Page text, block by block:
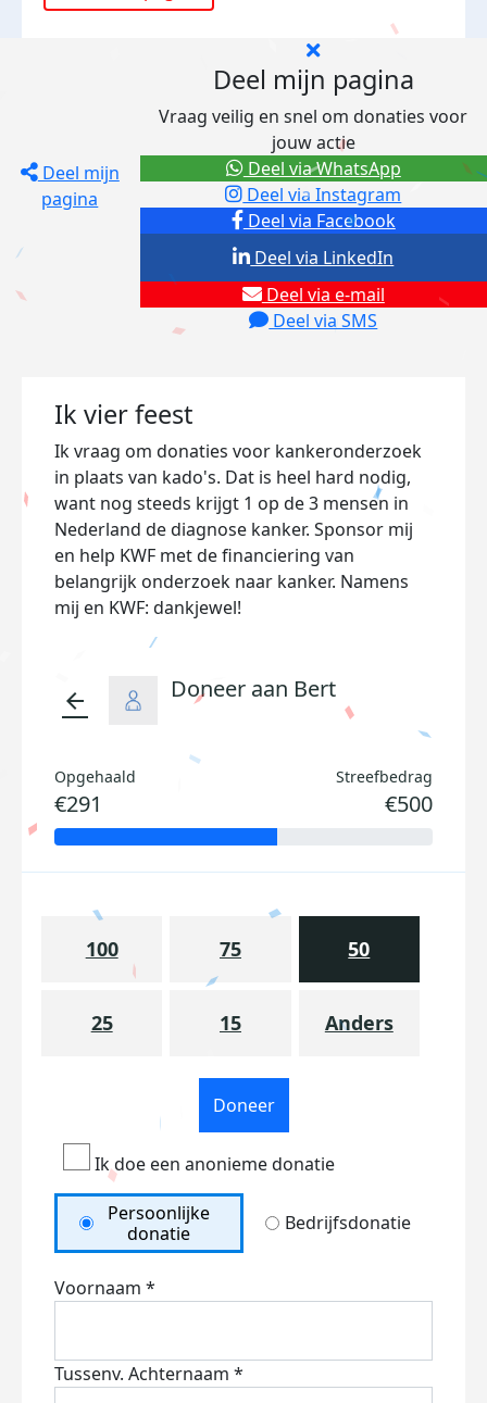
Deel mijn
pagina
Deel mijn pagina
Vraag veilig en snel om donaties voor
jouw actie
Deel via Facebook
Deel via Instagram
Deel via e-mail
Deel via SMS
Deel via LinkedIn
Deel via WhatsApp
Ik vier feest
Ik vraag om donaties voor kankeronderzoek
in plaats van kado's. Dat is heel hard nodig,
want nog steeds krijgt 1 op de 3 mensen in
Nederland de diagnose kanker. Sponsor mij
en help KWF met de financiering van
belangrijk onderzoek naar kanker. Namens
mij en KWF: dankjewel!
arrow_back Doneer aan Bert
Opgehaald
€291
Streefbedrag
€500
100 75 50
25 15 Anders
Doneer
Ik doe een anonieme donatie
Persoonlijke
donatie
Bedrijfsdonatie
Voornaam *
Tussenv. Achternaam *